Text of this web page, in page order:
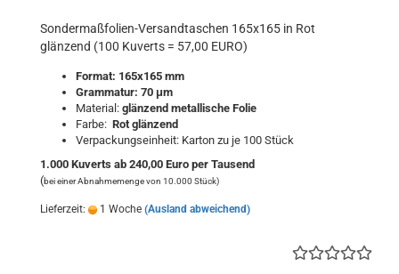
Sondermaßfolien-Versandtaschen 165x165 in Rot
glänzend (100 Kuverts = 57,00 EURO)
Format: 165x165 mm
Grammatur: 70 μm
Material: glänzend metallische Folie
Farbe: Rot glänzend
Verpackungseinheit: Karton zu je 100 Stück
1.000 Kuverts ab 240,00 Euro per Tausend
(bei einer Abnahmemenge von 10.000 Stück)
Lieferzeit: 1 Woche (Ausland abweichend)